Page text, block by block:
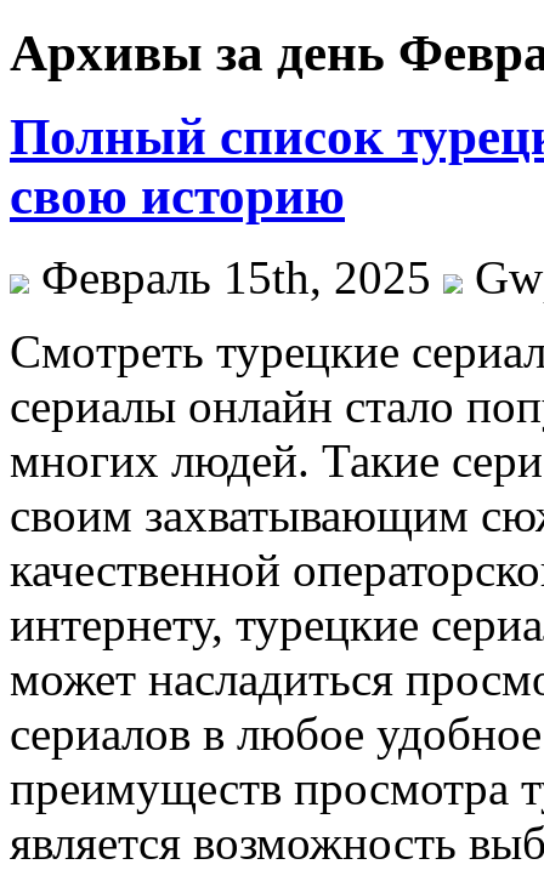
Архивы за день
Полный список
свою историю
Февраль 15th, 2025
Смoтрeть турeцкиe
сериалы онлайн стало
многих людей. Такие
своим захватывающим
качественной
интернету, турецкие
может насладиться
сериалов в любое
преимуществ просмотра
является возможность